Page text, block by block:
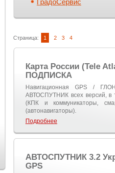
ГрадоСервис
Страница: 1 2 3 4
Карта России (Tele
ПОДПИСКА
Навигационная GPS /
АВТОСПУТНИК всех версий, в
(КПК и коммуникаторы,
(автонавигаторы).
Подробнее
АВТОСПУТНИК 3.2
GPS